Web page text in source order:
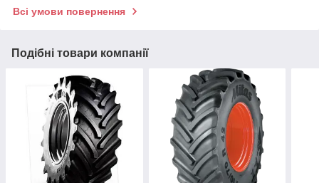
Всі умови повернення
Подібні товари компанії